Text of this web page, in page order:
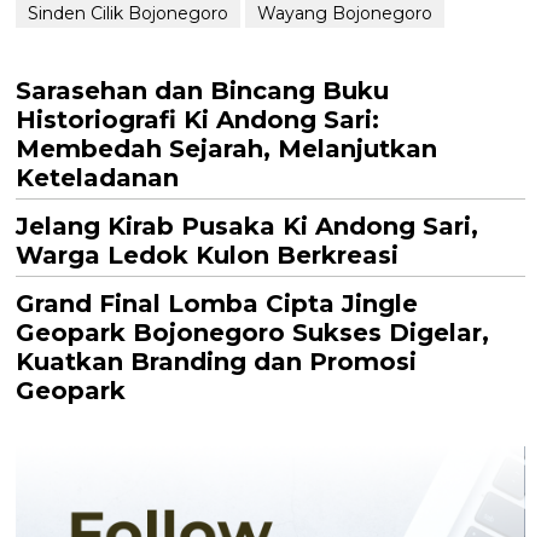
Sinden Cilik Bojonegoro
Wayang Bojonegoro
Sarasehan dan Bincang Buku
Historiografi Ki Andong Sari:
Membedah Sejarah, Melanjutkan
Keteladanan
Jelang Kirab Pusaka Ki Andong Sari,
Warga Ledok Kulon Berkreasi
Grand Final Lomba Cipta Jingle
Geopark Bojonegoro Sukses Digelar,
Kuatkan Branding dan Promosi
Geopark